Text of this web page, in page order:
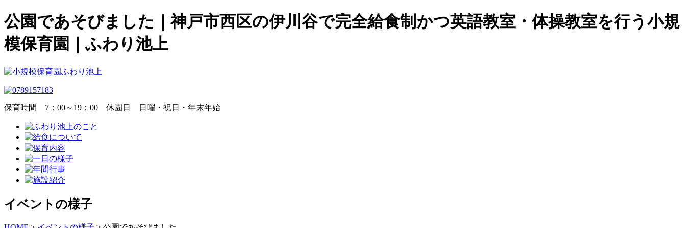
公園であそびました｜神戸市西区の伊川谷で完全給食制かつ英語教室・体操教室を行う小規
模保育園｜ふわり池上
保育時間 7：00～19：00 休園日 日曜・祝日・年末年始
イベントの様子